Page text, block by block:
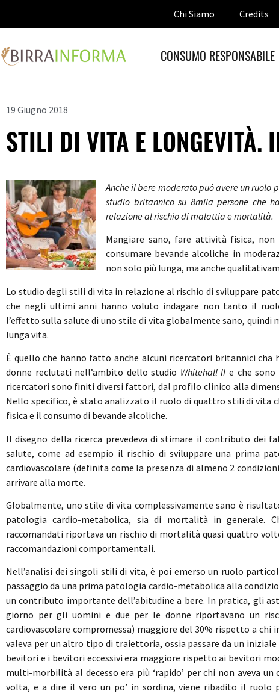
Chi Siamo Credits
CONSUMO RESPONSABILE
19 Giugno 2018
STILI DI VITA E LONGEVITÀ.
Anche il bere moderato può avere un ruolo
studio britannico su 8mila persone che
relazione al rischio di malattia e mortalità.
Mangiare sano, fare attività fisica,
consumare bevande alcoliche in
non solo più lunga, ma anche
Lo studio degli stili di vita in relazione al rischio di sviluppare
che negli ultimi anni hanno voluto indagare non tanto il
l’effetto sulla salute di uno stile di vita globalmente sano,
lunga vita.
È quello che hanno fatto anche alcuni ricercatori britannici
donne reclutati nell’ambito dello studio Whitehall II e che
ricercatori sono finiti diversi fattori, dal profilo clinico alla
Nello specifico, è stato analizzato il ruolo di quattro stili di vita
fisica e il consumo di bevande alcoliche.
Il disegno della ricerca prevedeva di stimare il contributo dei
salute, come ad esempio il rischio di sviluppare una prima
cardiovascolare (definita come la presenza di almeno 2
arrivare alla morte.
Globalmente, uno stile di vita complessivamente sano è
patologia cardio-metabolica, sia di mortalità in generale.
raccomandati riportava un rischio di mortalità quasi quattro
raccomandazioni comportamentali.
Nell’analisi dei singoli stili di vita, è poi emerso un ruolo
passaggio da una prima patologia cardio-metabolica alla
un contributo importante dell’abitudine a bere. In pratica, gli
giorno per gli uomini e due per le donne riportavano un
cardiovascolare compromessa) maggiore del 30% rispetto a chi
valeva per un altro tipo di traiettoria, ossia passare da un
bevitori e i bevitori eccessivi era maggiore rispetto ai bevitori
multi-morbilità al decesso era più ‘rapido’ per chi non aveva
volta, e a dire il vero un po’ in sordina, viene ribadito il